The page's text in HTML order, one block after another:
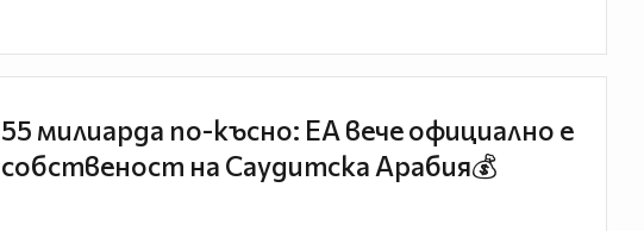
55 милиарда по-късно: EA вече официално е
собственост на Саудитска Арабия💰